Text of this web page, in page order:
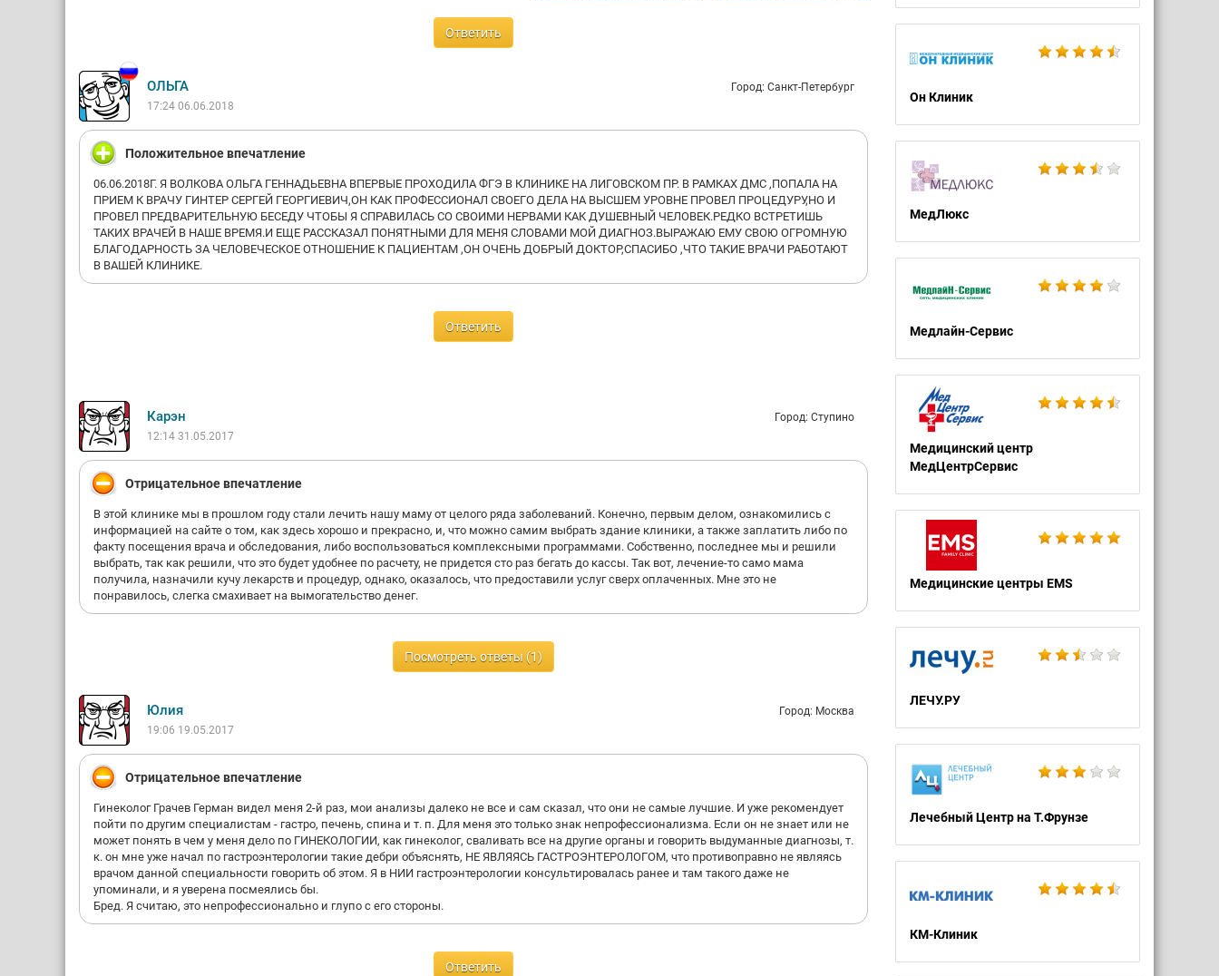
Он Клиник
МедЛюкс
Медлайн-Сервис
Медицинский центр
МедЦентрСервис
Медицинские центры EMS
ЛЕЧУ.РУ
Лечебный Центр на Т.Фрунзе
КМ-Клиник
Ответить
ОЛЬГА
Город: Санкт-Петербург
17:24 06.06.2018
Положительное впечатление
06.06.2018Г. Я ВОЛКОВА ОЛЬГА ГЕННАДЬЕВНА ВПЕРВЫЕ ПРОХОДИЛА ФГЭ В КЛИНИКЕ НА ЛИГОВСКОМ ПР. В РАМКАХ ДМС ,ПОПАЛА НА
ПРИЕМ К ВРАЧУ ГИНТЕР СЕРГЕЙ ГЕОРГИЕВИЧ,ОН КАК ПРОФЕССИОНАЛ СВОЕГО ДЕЛА НА ВЫСШЕМ УРОВНЕ ПРОВЕЛ ПРОЦЕДУРУ,НО И
ПРОВЕЛ ПРЕДВАРИТЕЛЬНУЮ БЕСЕДУ ЧТОБЫ Я СПРАВИЛАСЬ СО СВОИМИ НЕРВАМИ КАК ДУШЕВНЫЙ ЧЕЛОВЕК.РЕДКО ВСТРЕТИШЬ
ТАКИХ ВРАЧЕЙ В НАШЕ ВРЕМЯ.И ЕЩЕ РАССКАЗАЛ ПОНЯТНЫМИ ДЛЯ МЕНЯ СЛОВАМИ МОЙ ДИАГНОЗ.ВЫРАЖАЮ ЕМУ СВОЮ ОГРОМНУЮ
БЛАГОДАРНОСТЬ ЗА ЧЕЛОВЕЧЕСКОЕ ОТНОШЕНИЕ К ПАЦИЕНТАМ ,ОН ОЧЕНЬ ДОБРЫЙ ДОКТОР,СПАСИБО ,ЧТО ТАКИЕ ВРАЧИ РАБОТАЮТ
В ВАШЕЙ КЛИНИКЕ.
Ответить
Карэн
Город: Ступино
12:14 31.05.2017
Отрицательное впечатление
В этой клинике мы в прошлом году стали лечить нашу маму от целого ряда заболеваний. Конечно, первым делом, ознакомились с
информацией на сайте о том, как здесь хорошо и прекрасно, и, что можно самим выбрать здание клиники, а также заплатить либо по
факту посещения врача и обследования, либо воспользоваться комплексными программами. Собственно, последнее мы и решили
выбрать, так как решили, что это будет удобнее по расчету, не придется сто раз бегать до кассы. Так вот, лечение-то само мама
получила, назначили кучу лекарств и процедур, однако, оказалось, что предоставили услуг сверх оплаченных. Мне это не
понравилось, слегка смахивает на вымогательство денег.
Посмотреть ответы (1)
Юлия
Город: Москва
19:06 19.05.2017
Отрицательное впечатление
Гинеколог Грачев Герман видел меня 2-й раз, мои анализы далеко не все и сам сказал, что они не самые лучшие. И уже рекомендует
пойти по другим специалистам - гастро, печень, спина и т. п. Для меня это только знак непрофессионализма. Если он не знает или не
может понять в чем у меня дело по ГИНЕКОЛОГИИ, как гинеколог, сваливать все на другие органы и говорить выдуманные диагнозы, т.
к. он мне уже начал по гастроэнтерологии такие дебри объяснять, НЕ ЯВЛЯЯСЬ ГАСТРОЭНТЕРОЛОГОМ, что противоправно не являясь
врачом данной специальности говорить об этом. Я в НИИ гастроэнтерологии консультировалась ранее и там такого даже не
упоминали, и я уверена посмеялись бы.
Бред. Я считаю, это непрофессионально и глупо с его стороны.
Ответить